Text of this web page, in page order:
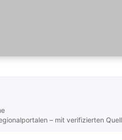
– mit verifizierten